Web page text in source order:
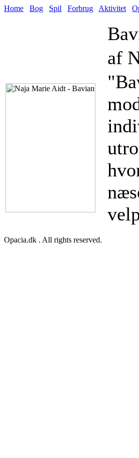
Home Bog Spil Forbrug Aktivitet
af
Opacia.dk . All rights reserved.